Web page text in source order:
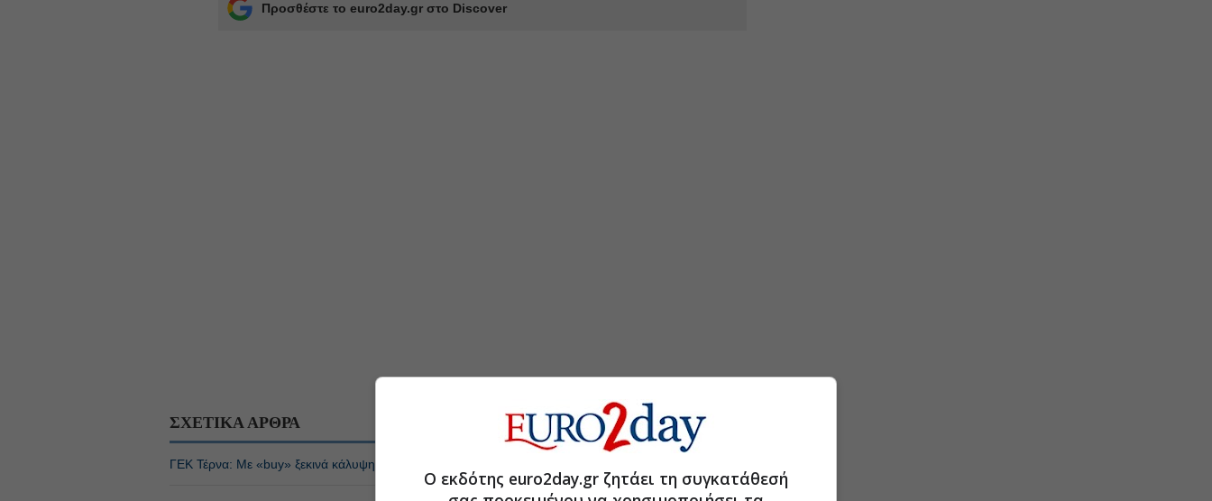
Προσθέστε το euro2day.gr στο Discover
ΣΧΕΤΙΚΑ ΑΡΘΡΑ Περισσότερα για τη Μετοχή
ΓΕΚ Τέρνα: Με «buy» ξεκινά κάλυψη η UBS, υψηλό περιθώριο ανόδου
Ο εκδότης euro2day.gr ζητάει τη συγκατάθεσή